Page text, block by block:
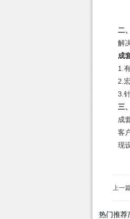
二
解
成
1.
2.
3.
三
成
客
现
上一
热门推荐